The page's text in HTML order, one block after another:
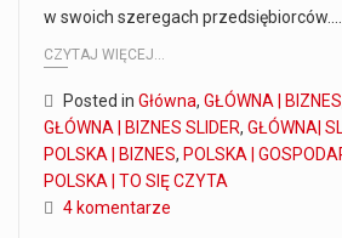
w swoich szeregach przedsiębiorców.…
CZYTAJ WIĘCEJ...
Posted in Główna, GŁÓWNA | BIZNES
GŁÓWNA | BIZNES SLIDER, GŁÓWNA|
POLSKA | BIZNES, POLSKA |
POLSKA | TO SIĘ CZYTA
4 komentarze